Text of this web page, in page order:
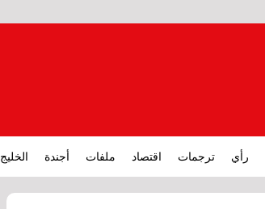
رأي ترجمات اقتصاد ملفات أجندة الخليج